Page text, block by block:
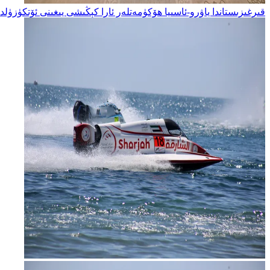
قىرغىزىستاندا ياۋرو-ئاسىيا ھۆكۈمەتلەر ئارا كېڭىشى يىغىنى